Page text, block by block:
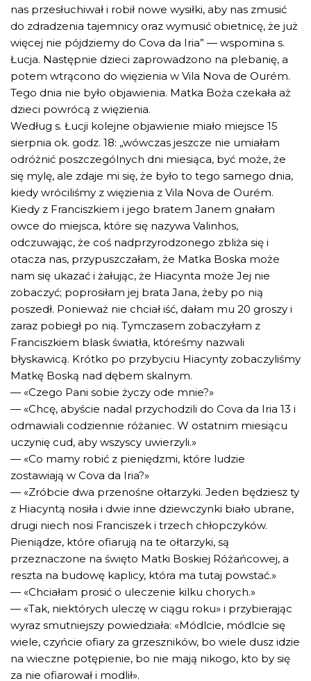
nas przesłuchiwał i robił nowe wysiłki, aby nas zmusić
do zdradzenia tajemnicy oraz wymusić obietnicę, że już
więcej nie pójdziemy do Cova da Iria” — wspomina s.
Łucja. Następnie dzieci zaprowadzono na plebanię, a
potem wtrącono do więzienia w Vila Nova de Ourém.
Tego dnia nie było objawienia. Matka Boża czekała aż
dzieci powrócą z więzienia.
Według s. Łucji kolejne objawienie miało miejsce 15
sierpnia ok. godz. 18: „wówczas jeszcze nie umiałam
odróżnić poszczególnych dni miesiąca, być może, że
się mylę, ale zdaje mi się, że było to tego samego dnia,
kiedy wróciliśmy z więzienia z Vila Nova de Ourém.
Kiedy z Franciszkiem i jego bratem Janem gnałam
owce do miejsca, które się nazywa Valinhos,
odczuwając, że coś nadprzyrodzonego zbliża się i
otacza nas, przypuszczałam, że Matka Boska może
nam się ukazać i żałując, że Hiacynta może Jej nie
zobaczyć; poprosiłam jej brata Jana, żeby po nią
poszedł. Ponieważ nie chciał iść, dałam mu 20 groszy i
zaraz pobiegł po nią. Tymczasem zobaczyłam z
Franciszkiem blask światła, któreśmy nazwali
błyskawicą. Krótko po przybyciu Hiacynty zobaczyliśmy
Matkę Boską nad dębem skalnym.
— «Czego Pani sobie życzy ode mnie?»
— «Chcę, abyście nadal przychodzili do Cova da Iria 13 i
odmawiali codziennie różaniec. W ostatnim miesiącu
uczynię cud, aby wszyscy uwierzyli.»
— «Co mamy robić z pieniędzmi, które ludzie
zostawiają w Cova da Iria?»
— «Zróbcie dwa przenośne ołtarzyki. Jeden będziesz ty
z Hiacyntą nosiła i dwie inne dziewczynki biało ubrane,
drugi niech nosi Franciszek i trzech chłopczyków.
Pieniądze, które ofiarują na te ołtarzyki, są
przeznaczone na święto Matki Boskiej Różańcowej, a
reszta na budowę kaplicy, która ma tutaj powstać.»
— «Chciałam prosić o uleczenie kilku chorych.»
— «Tak, niektórych uleczę w ciągu roku» i przybierając
wyraz smutniejszy powiedziała: «Módlcie, módlcie się
wiele, czyńcie ofiary za grzeszników, bo wiele dusz idzie
na wieczne potępienie, bo nie mają nikogo, kto by się
za nie ofiarował i modlił».